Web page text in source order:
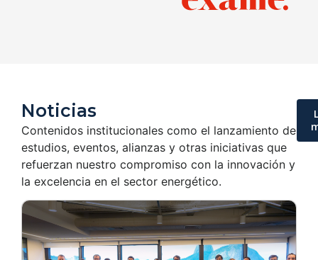
Noticias
Contenidos institucionales como el lanzamiento de
estudios, eventos, alianzas y otras iniciativas que
refuerzan nuestro compromiso con la innovación y
la excelencia en el sector energético.